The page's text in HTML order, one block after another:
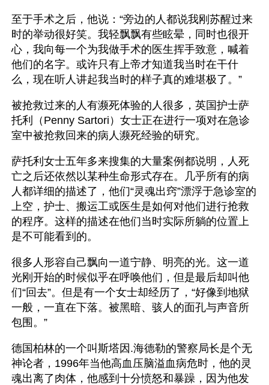
至于手术之后，他说：“旁边的人都说我刚苏醒过来
时的举动很好笑。我轻飘飘有些眩晕，同时也很开
心，我向每一个为我做手术的医生挥手致意，喊着
他们的名字。或许只有上帝才知道我当时在干什
么，现在听人讲起我当时的样子真的难堪极了。”
被抢救过来的人有濒死体验的人很多，英国护士萨
托利（Penny Sartori）女士正在进行一项对在急诊
室中被抢救回来的病人濒死经验的研究。
萨托利女士五年多来搜集的大量案例都说明，人死
亡之后还依然以某种生命形式存在。几乎所有的病
人都详细的描述了，他们“灵魂出窍”漂浮于急诊室的
上空，护士、搬运工或医生是如何对他们进行抢救
的程序。这样的描述在他们当时实际所躺的位置上
是不可能看到的。
很多人形容自己飘向一道宁静、明亮的光。这一道
光刚开始的时候似乎在呼唤他们，但是最后却叫他
们“回去”。但是有一个女士却经历了，“好像到地狱
一般，一直在下落。被黑暗、骇人的面孔与声音所
包围。”
德国柏林的一个叫斯塔因.海德勒的警察局长是个无
神论者，1996年当他高血压脑溢血病危时，他的灵
魂出离了肉体，他感到十分愤怒和暴躁，因为他发